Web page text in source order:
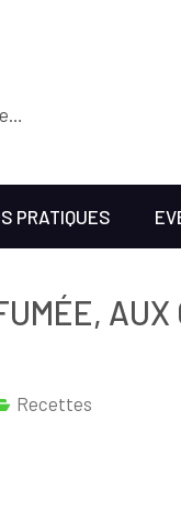
PRATIQUES
Recettes